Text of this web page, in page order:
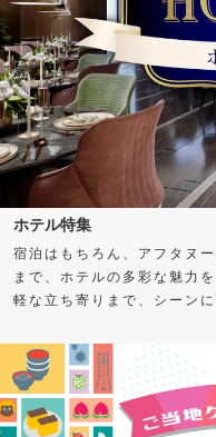
ホテル特集
宿泊はもちろん、アフタヌ
まで、ホテルの多彩な魅力
軽な立ち寄りまで、シーン